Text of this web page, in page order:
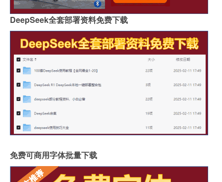
DeepSeek全套部署资料免费下载
免费可商用字体批量下载